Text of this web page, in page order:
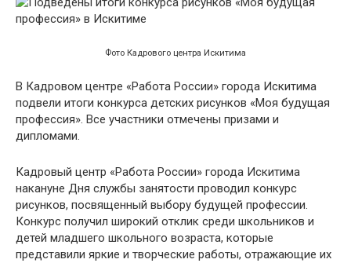
Фото Кадрового центра Искитима
В Кадровом центре «Работа России» города Искитима
подвели итоги конкурса детских рисунков «Моя будущая
профессия». Все участники отмечены призами и
дипломами.
Кадровый центр «Работа России» города Искитима
накануне Дня службы занятости проводил конкурс
рисунков, посвященный выбору будущей профессии.
Конкурс получил широкий отклик среди школьников и
детей младшего школьного возраста, которые
представили яркие и творческие работы, отражающие их